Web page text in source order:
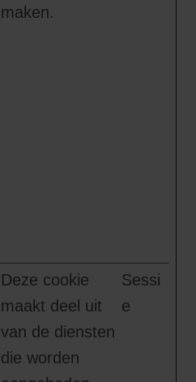
maken.
Deze cookie
maakt deel uit
van de diensten
die worden
Sessi
e